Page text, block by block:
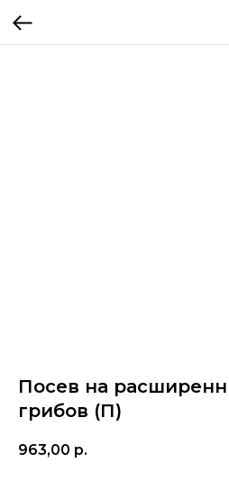
Посев на
грибов (П)
963,00 р.